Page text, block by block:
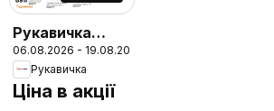
Рукавичка
Поточний
каталог
06.08.2026 - 19.08.2026
Рукавичка
Ціна в акції